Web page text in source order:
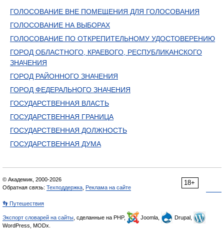
ГОЛОСОВАНИЕ ВНЕ ПОМЕЩЕНИЯ ДЛЯ ГОЛОСОВАНИЯ
ГОЛОСОВАНИЕ НА ВЫБОРАХ
ГОЛОСОВАНИЕ ПО ОТКРЕПИТЕЛЬНОМУ УДОСТОВЕРЕНИЮ
ГОРОД ОБЛАСТНОГО, КРАЕВОГО, РЕСПУБЛИКАНСКОГО
ЗНАЧЕНИЯ
ГОРОД РАЙОННОГО ЗНАЧЕНИЯ
ГОРОД ФЕДЕРАЛЬНОГО ЗНАЧЕНИЯ
ГОСУДАРСТВЕННАЯ ВЛАСТЬ
ГОСУДАРСТВЕННАЯ ГРАНИЦА
ГОСУДАРСТВЕННАЯ ДОЛЖНОСТЬ
ГОСУДАРСТВЕННАЯ ДУМА
18+
© Академик, 2000-2026
Обратная связь: Техподдержка Реклама на сайте
👣 Путешествия
Экспорт словарей на сайты , сделанные на PHP, Joomla,
Drupal,
WordPress, MODx.